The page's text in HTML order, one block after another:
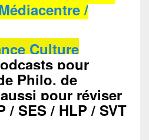
/
Culture
pour
Philo, de
pour réviser
/ SES / HLP / SVT